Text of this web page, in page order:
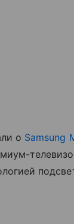
о Samsung